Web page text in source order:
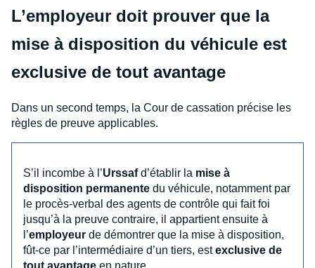
L’employeur doit prouver que la
mise à disposition du véhicule est
exclusive de tout avantage
Dans un second temps, la Cour de cassation précise les
règles de preuve applicables.
S’il incombe à l’Urssafd’établir la mise à
disposition permanente du véhicule, notamment par
le procès-verbal des agents de contrôle qui fait foi
jusqu’à la preuve contraire, il appartient ensuite à
l’employeur de démontrer que la mise à disposition,
fût-ce par l’intermédiaire d’un tiers, estexclusive de